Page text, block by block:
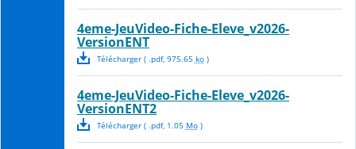
4eme-JeuVideo-Fiche-Eleve_v2026-
VersionENT
Télécharger( .pdf, 975.65 ko)
4eme-JeuVideo-Fiche-Eleve_v2026-
VersionENT2
Télécharger( .pdf, 1.05 Mo)